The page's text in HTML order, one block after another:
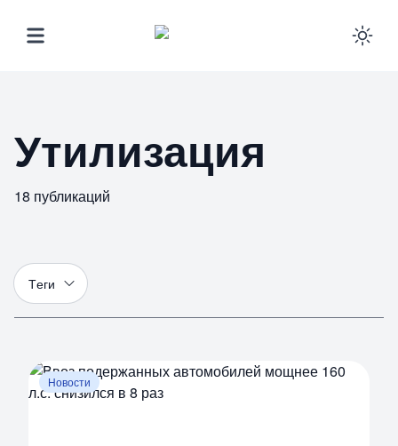
Утилизация
18 публикаций
Теги
Новости